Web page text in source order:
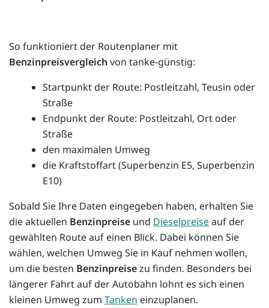
So funktioniert der Routenplaner mit
Benzinpreisvergleich von tanke-günstig:
Startpunkt der Route: Postleitzahl, Teusin oder
Straße
Endpunkt der Route: Postleitzahl, Ort oder
Straße
den maximalen Umweg
die Kraftstoffart (Superbenzin E5, Superbenzin
E10)
Sobald Sie Ihre Daten eingegeben haben, erhalten Sie
die aktuellen Benzinpreise und Dieselpreiseauf der
gewählten Route auf einen Blick. Dabei können Sie
wählen, welchen Umweg Sie in Kauf nehmen wollen,
um die besten Benzinpreisezu finden. Besonders bei
längerer Fahrt auf der Autobahn lohnt es sich einen
kleinen Umweg zum Tanken einzuplanen.